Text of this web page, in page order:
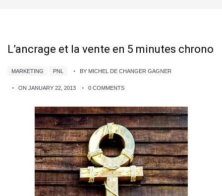
L’ancrage et la vente en 5 minutes chrono
MARKETING PNL BY MICHEL DE CHANGER GAGNER
ON JANUARY 22, 2013 0 COMMENTS